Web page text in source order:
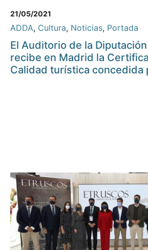
21/05/2021
ADDA, Cultura, Noticias, Portada
El Auditorio de la
recibe en Madrid la
Calidad turística concedida